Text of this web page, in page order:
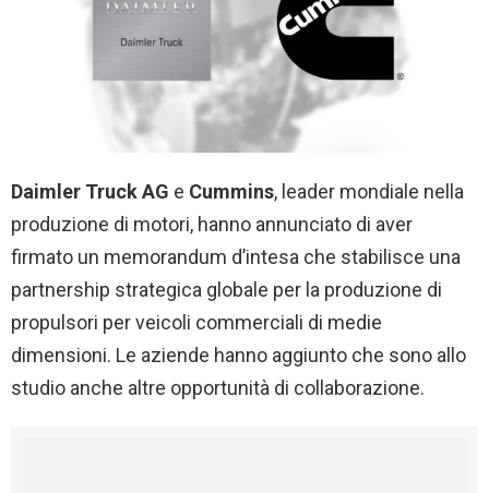
Daimler Truck AG e Cummins, leader mondiale nella
produzione di motori, hanno annunciato di aver
firmato un memorandum d’intesa che stabilisce una
partnership strategica globale per la produzione di
propulsori per veicoli commerciali di medie
dimensioni. Le aziende hanno aggiunto che sono allo
studio anche altre opportunità di collaborazione.